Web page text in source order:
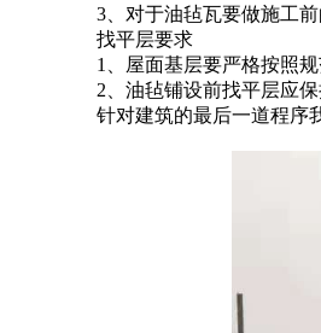
3、对于油毡瓦要做施工前
找平层要求
1、屋面基层要严格按照规
2、油毡铺设前找平层应保
针对建筑的最后一道程序我